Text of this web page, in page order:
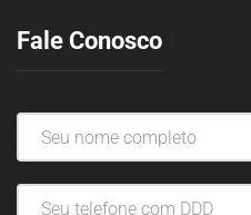
Fale Conosco